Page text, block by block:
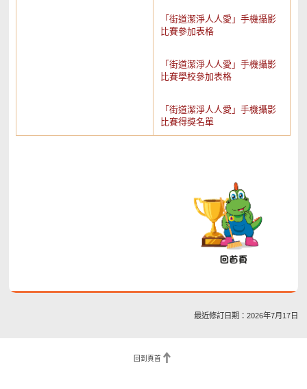
「街道潔淨人人愛」手機攝影
比賽參加表格
「街道潔淨人人愛」手機攝影
比賽學校參加表格
「街道潔淨人人愛」手機攝影
比賽得獎名單
最近修訂日期：2026年7月17日
回到頁首